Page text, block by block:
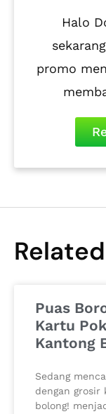
Halo
promo
Puas
Kartu
Kantong
Sedang
dengan
bolong!